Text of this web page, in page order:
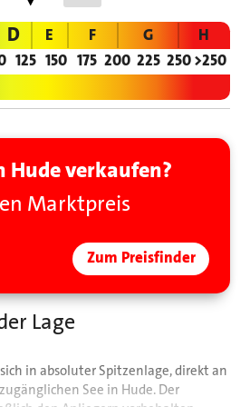
D E F G
H
125 150 175 200 225 250>250
verkaufen?
Marktpreis
Zum Preisfinder
Lage
in absoluter Spitzenlage, direkt an
See in Hude. Der